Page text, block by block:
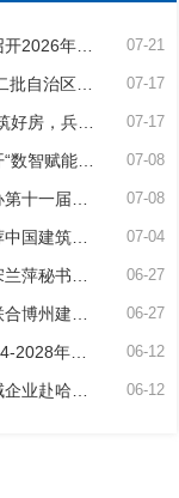
07-21
07-17
07-17
07-08
07-08
07-04
06-27
06-27
06-12
06-12